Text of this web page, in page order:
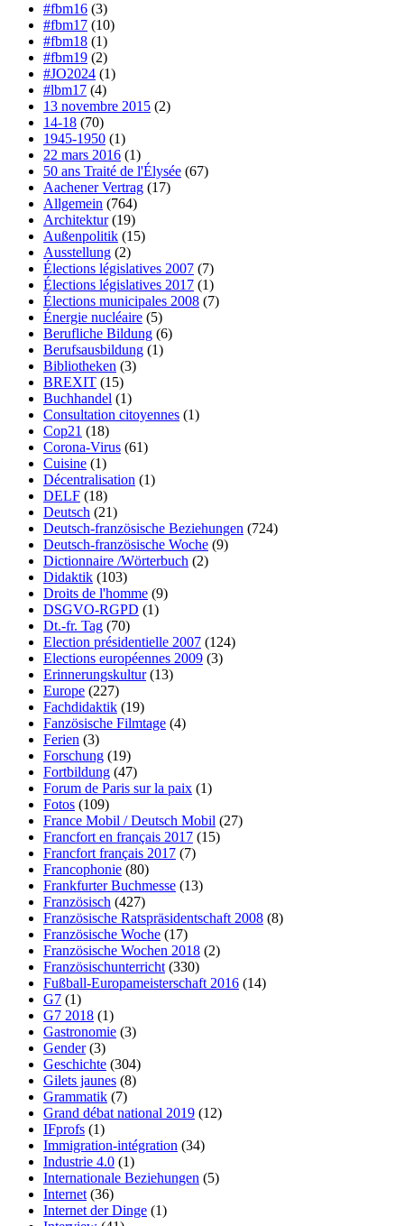
#fbm16 (3)
#fbm17 (10)
#fbm18 (1)
#fbm19 (2)
#JO2024 (1)
#lbm17 (4)
13 novembre 2015 (2)
14-18 (70)
1945-1950 (1)
22 mars 2016 (1)
50 ans Traité de l'Élysée (67)
Aachener Vertrag (17)
Allgemein (764)
Architektur(19)
Außenpolitik (15)
Ausstellung (2)
Élections législatives 2007 (7)
Élections législatives 2017 (1)
Élections municipales 2008 (7)
Énergie nucléaire (5)
Berufliche Bildung (6)
Berufsausbildung (1)
Bibliotheken (3)
BREXIT (15)
Buchhandel (1)
Consultation citoyennes (1)
Cop21 (18)
Corona-Virus (61)
Cuisine (1)
Décentralisation (1)
DELF (18)
Deutsch (21)
Deutsch-französische Beziehungen (724)
Deutsch-französische Woche (9)
Dictionnaire /Wörterbuch (2)
Didaktik (103)
Droits de l'homme (9)
DSGVO-RGPD (1)
Dt.-fr. Tag (70)
Election présidentielle 2007 (124)
Elections européennes 2009 (3)
Erinnerungskultur(13)
Europe (227)
Fachdidaktik (19)
Fanzösische Filmtage (4)
Ferien (3)
Forschung (19)
Fortbildung (47)
Forum de Paris sur la paix (1)
Fotos (109)
France Mobil / Deutsch Mobil (27)
Francfort en français 2017 (15)
Francfort français 2017 (7)
Francophonie (80)
Frankfurter Buchmesse (13)
Französisch (427)
Französische Ratspräsidentschaft 2008 (8)
Französische Woche (17)
Französische Wochen 2018 (2)
Französischunterricht (330)
Fußball-Europameisterschaft 2016 (14)
G7 (1)
G7 2018 (1)
Gastronomie (3)
Gender(3)
Geschichte (304)
Gilets jaunes (8)
Grammatik (7)
Grand débat national 2019 (12)
IFprofs (1)
Immigration-intégration (34)
Industrie 4.0 (1)
Internationale Beziehungen (5)
Internet (36)
Internet der Dinge (1)